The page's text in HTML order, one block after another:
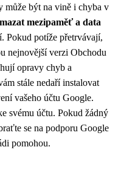
může být na vině i chyba v
mezipaměť a data
Pokud potíže přetrvávají,
nejnovější verzi Obchodu
opravy chyb a
stále nedaří instalovat
vašeho účtu Google.
svému účtu. Pokud žádný
se na podporu Google
pomohou.